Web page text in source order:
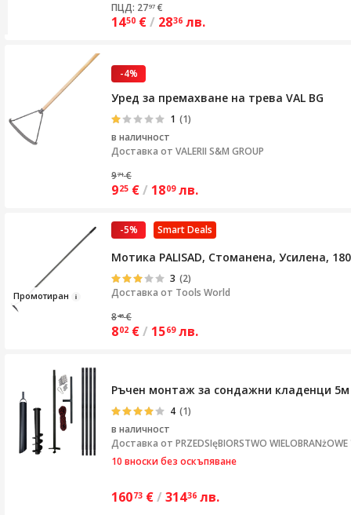
ПЦД: 2797 €
1450 €/ 2836 лв.
-4%
Уред за премахване на трева VAL BG
1 (1)
в наличност
Доставка от VALERII S&M GROUP
971 €
925 €/ 1809 лв.
Промотиран
Smart Deals
-5%
Мотика PALISAD, Стоманена, Усилена,
3 (2)
Доставка от Tools World
846 €
802 €/ 1569 лв.
Ръчен монтаж за сондажни кладенци
4 (1)
в наличност
Доставка от PRZEDSIęBIORSTWO
10 вноски без оскъпяване
16073 €/ 31436 лв.